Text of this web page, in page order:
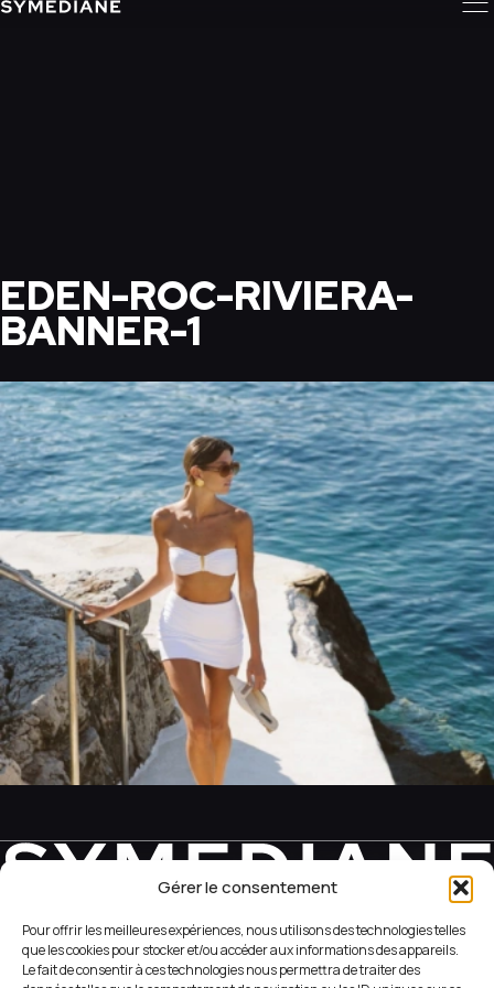
Gérer le consentement
Pour offrir les meilleures expériences, nous utilisons des technologies telles
que les cookies pour stocker et/ou accéder aux informations des appareils.
Le fait de consentir à ces technologies nous permettra de traiter des
EDEN-ROC-RIVIERA-
BANNER-1
REVEAL YOUR WEB SIDE